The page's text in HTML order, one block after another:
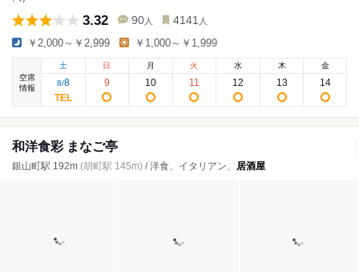
3.32 90 人 4141 人
￥2,000～￥2,999 ￥1,000～￥1,999
空席
情報
土
8/8
日
9
月
10
火
11
水
12
木
13
金
14
和洋食彩 まなご亭
銀山町駅 192m (胡町駅 145m) / 洋食、イタリアン、 居酒屋